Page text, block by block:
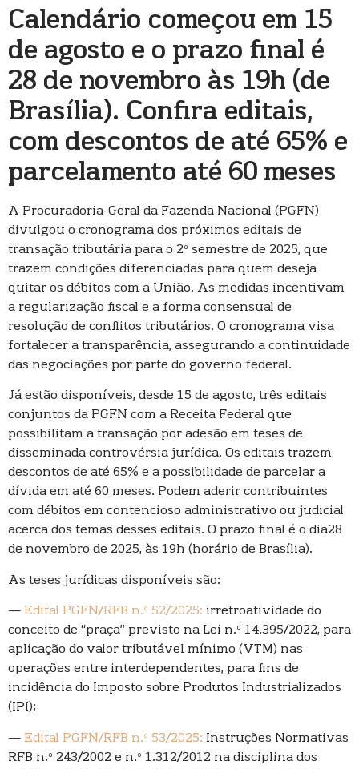
Calendário começou em 15
de agosto e o prazo final é
28 de novembro às 19h (de
Brasília). Confira editais,
com descontos de até 65% e
parcelamento até 60 meses
A Procuradoria-Geral da Fazenda Nacional (PGFN)
divulgou o cronograma dos próximos editais de
transação tributária para o 2º semestre de 2025, que
trazem condições diferenciadas para quem deseja
quitar os débitos com a União. As medidas incentivam
a regularização fiscal e a forma consensual de
resolução de conflitos tributários. O cronograma visa
fortalecer a transparência, assegurando a continuidade
das negociações por parte do governo federal.
Já estão disponíveis, desde 15 de agosto, três editais
conjuntos da PGFN com a Receita Federal que
possibilitam a transação por adesão em teses de
disseminada controvérsia jurídica. Os editais trazem
descontos de até 65% e a possibilidade de parcelar a
dívida em até 60 meses. Podem aderir contribuintes
com débitos em contencioso administrativo ou judicial
acerca dos temas desses editais. O prazo final é o dia28
de novembro de 2025, às 19h (horário de Brasília).
As teses jurídicas disponíveis são:
— Edital PGFN/RFB n.º 52/2025: irretroatividade do
conceito de “praça” previsto na Lei n.º 14.395/2022, para
aplicação do valor tributável mínimo (VTM) nas
operações entre interdependentes, para fins de
incidência do Imposto sobre Produtos Industrializados
(IPI);
— Edital PGFN/RFB n.º 53/2025: Instruções Normativas
RFB n.º 243/2002 e n.º 1.312/2012 na disciplina dos